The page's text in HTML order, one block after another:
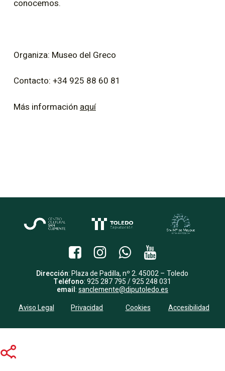
conocemos.
Organiza: Museo del Greco
Contacto: +34 925 88 60 81
Más información aquí
Dirección: Plaza de Padilla, nº 2. 45002 – Toledo
Teléfono: 925 287 795 / 925 248 031
email:sanclemente@diputoledo.es
Aviso Legal
Privacidad Cookies Accesibilidad